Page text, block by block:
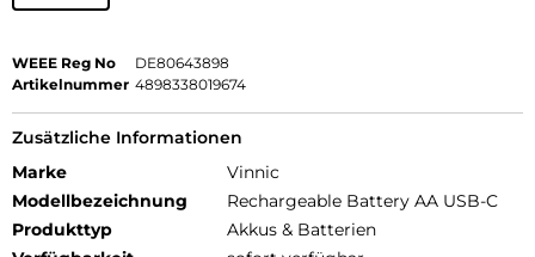
WEEE Reg No
DE80643898
Artikelnummer 4898338019674
Zusätzliche Informationen
Marke
Vinnic
Modellbezeichnung
Rechargeable Battery AA USB-C
Produkttyp
Akkus & Batterien